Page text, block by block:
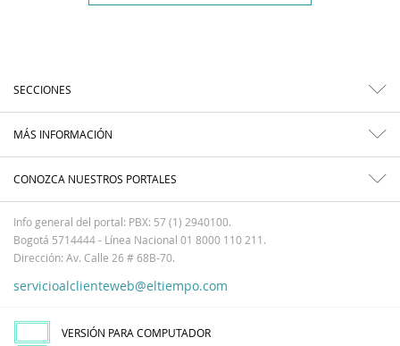
SECCIONES
MÁS INFORMACIÓN
CONOZCA NUESTROS PORTALES
Info general del portal: PBX: 57 (1) 2940100.
Bogotá 5714444 - Línea Nacional 01 8000 110 211.
Dirección: Av. Calle 26 # 68B-70.
servicioalclienteweb@eltiempo.com
VERSIÓN PARA COMPUTADOR